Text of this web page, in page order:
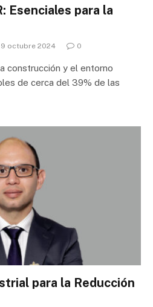
Esenciales para la
9 octubre 2024 0
construcción y el entorno
de cerca del 39% de las
para la Reducción